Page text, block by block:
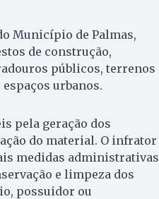
Município de Palmas,
de construção,
públicos, terrenos
urbanos.
pela geração dos
do material. O infrator
medidas administrativas
e limpeza dos
possuidor ou